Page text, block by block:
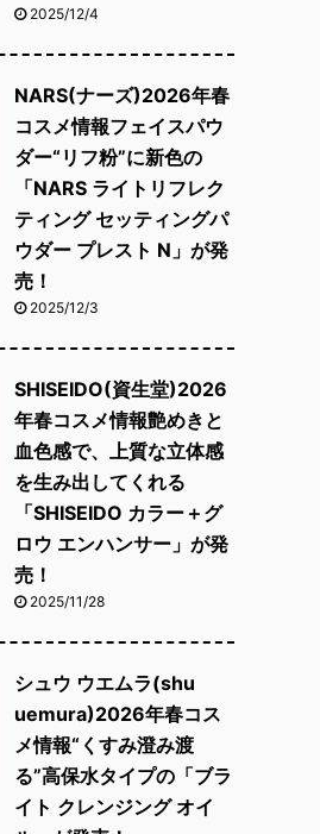
2025/12/4
NARS(ナーズ)2026年春
コスメ情報フェイスパウ
ダー“リフ粉”に新色の
「NARS ライトリフレク
ティング セッティングパ
ウダー プレスト N」が発
売！
2025/12/3
SHISEIDO(資生堂)2026
年春コスメ情報艶めきと
血色感で、上質な立体感
を生み出してくれる
「SHISEIDO カラー＋グ
ロウ エンハンサー」が発
売！
2025/11/28
シュウ ウエムラ(shu
uemura)2026年春コス
メ情報“くすみ澄み渡
る”高保水タイプの「ブラ
イト クレンジング オイ